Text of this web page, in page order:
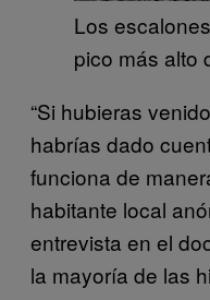
Los
pico más alto
“Si hubieras
habrías dado
funciona de
habitante local
entrevista en el
la mayoría de las